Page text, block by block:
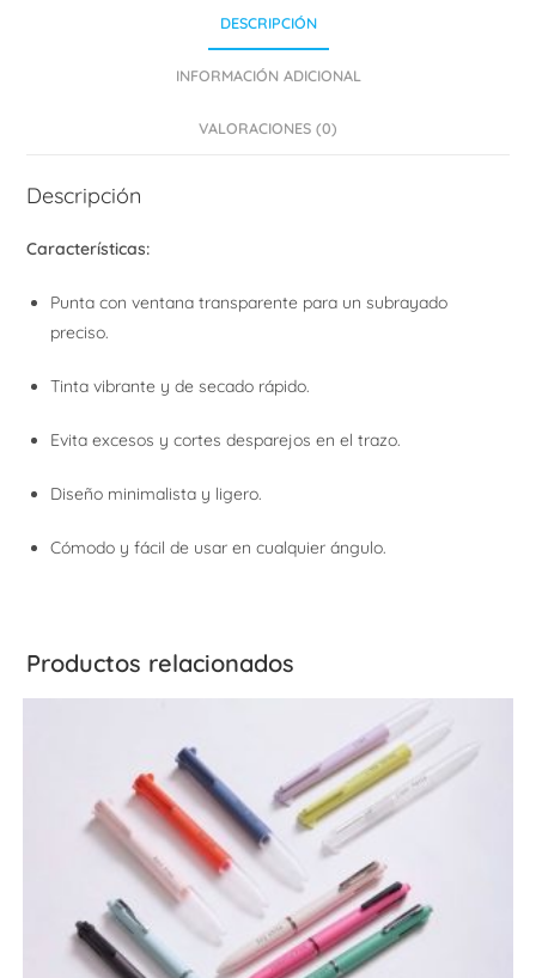
DESCRIPCIÓN
INFORMACIÓN ADICIONAL
VALORACIONES (0)
Descripción
Características:
Punta con ventana transparente para un subrayado
preciso.
Tinta vibrante y de secado rápido.
Evita excesos y cortes desparejos en el trazo.
Diseño minimalista y ligero.
Cómodo y fácil de usar en cualquier ángulo.
Productos relacionados